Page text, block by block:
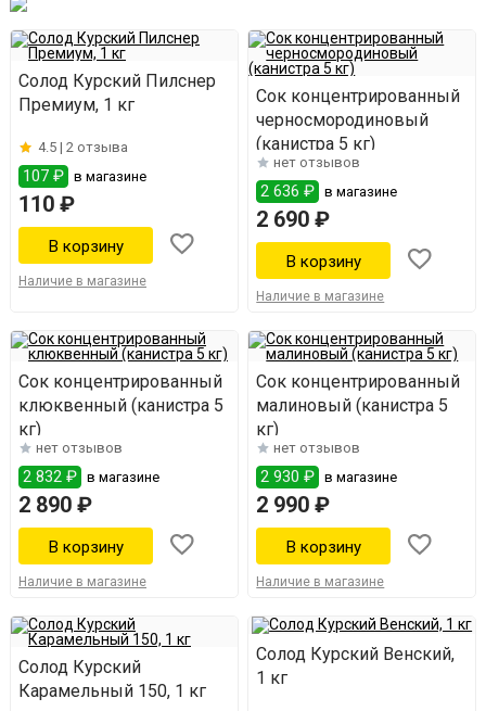
Солод Курский Пилснер
Премиум, 1 кг
4.5 | 2 отзыва
107 ₽ в магазине
110 ₽
Наличие в магазине
Сок концентрированный
черносмородиновый
(канистра 5 кг)
нет отзывов
2 636 ₽ в магазине
2 690 ₽
Наличие в магазине
Сок концентрированный
клюквенный (канистра 5
кг)
нет отзывов
2 832 ₽ в магазине
2 890 ₽
Наличие в магазине
Сок концентрированный
малиновый (канистра 5
кг)
нет отзывов
2 930 ₽ в магазине
2 990 ₽
Наличие в магазине
Солод Курский
Карамельный 150, 1 кг
Солод Курский Венский,
1 кг